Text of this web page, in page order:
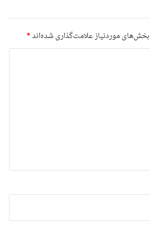
بخش‌های موردنیاز علامت‌گذاری شده‌اند*